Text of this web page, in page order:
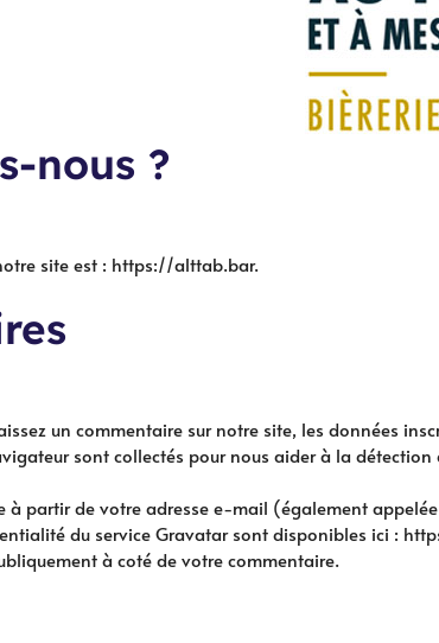
nous ?
site est : https://alttab.bar.
un commentaire sur notre site, les données
sont collectés pour nous aider à la
à partir de votre adresse e-mail (également
du service Gravatar sont disponibles ici :
à coté de votre commentaire.